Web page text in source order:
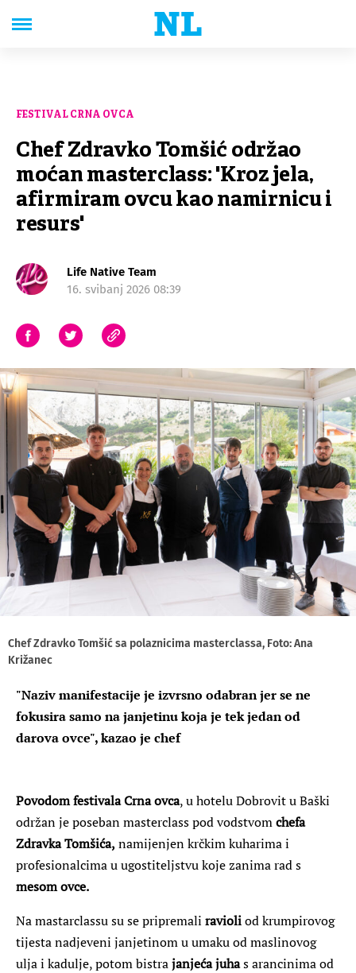
FESTIVAL CRNA OVCA
Chef Zdravko Tomšić održao
moćan masterclass: 'Kroz jela,
afirmiram ovcu kao namirnicu i
resurs'
Life Native Team
16. svibanj 2026 08:39
Chef Zdravko Tomšić sa polaznicima masterclassa, Foto: Ana
Križanec
"Naziv manifestacije je izvrsno odabran jer se ne
fokusira samo na janjetinu koja je tek jedan od
darova ovce", kazao je chef
Povodom festivala Crna ovca, u hotelu Dobrovit u Baški
održan je poseban masterclass pod vodstvomchefa
Zdravka Tomšića, namijenjen krčkim kuharima i
profesionalcima u ugostiteljstvu koje zanima rad s
mesom ovce.
Na mastarclassu su se pripremali ravioliod krumpirovog
tijesta nadjeveni janjetinom u umaku od maslinovog
ulja i kadulje, potom bistrajanjeća juhas arancinima od